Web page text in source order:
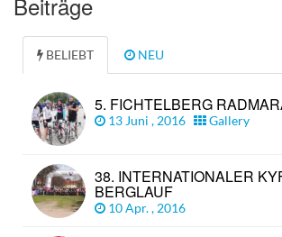
BELIEBT NEU
5. FICHTELBERG
13 Juni , 2016 Gallery
38. INTERNATIONALER
BERGLAUF
10 Apr. , 2016